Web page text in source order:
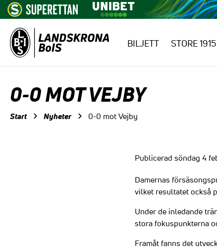
BILJETT STORE 1915
0-0 MOT VEJBY
Start Nyheter 0-0 mot Vejby
Publicerad söndag 4
Damernas
vilket resultatet också
Under de inledande
stora fokuspunkterna
Framåt fanns det